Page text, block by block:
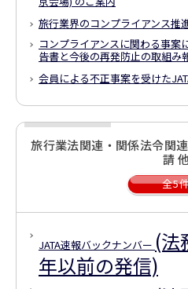
旅行業界のコンプライアンス推
コンプライアンスに関わる事案
告書と今後の再発防止の取組み
会員による不正事案を受けた
旅行業法関連・関係法令関
請 他
全5
JATA速報バックナンバー (法
年以前の発信)